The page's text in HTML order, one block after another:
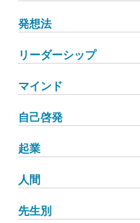
発想法
リーダーシップ
マインド
自己啓発
起業
人間
先生別